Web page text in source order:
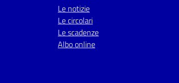
Le notizie
Le circolari
Le scadenze
Albo online